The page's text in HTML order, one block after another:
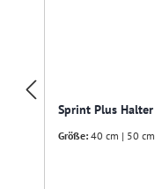
Sprint Plus Halter
Größe: 40 cm | 50 cm